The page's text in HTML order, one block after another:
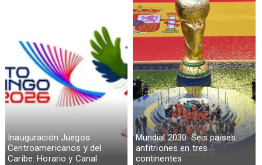
Inauguración Juegos
Centroamericanos y del
Caribe: Horario y Canal
Mundial 2030: Seis países
anfitriones en tres
continentes